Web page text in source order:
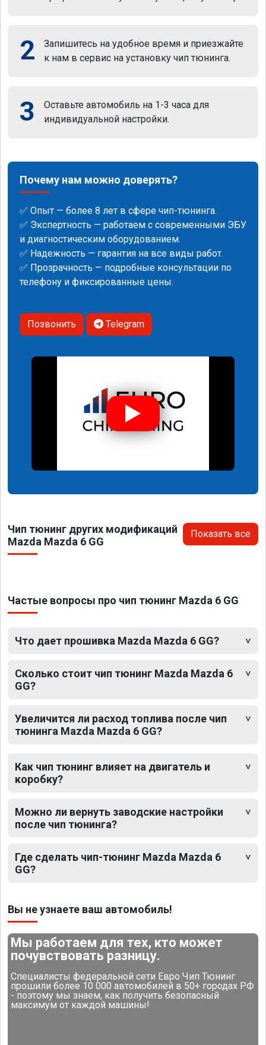
2
Запишитесь на удобное время и приезжайте
к нам в сервис на установку чип тюнинга.
3
Оставьте автомобиль на 1-3 часа для
индивидуальной настройки.
Почему нам можно доверять?
✅ Опыт — более 8 лет в сфере чип-тюнинга.
✅ Экспертность — работаем с современными ЭБУ
и диагностическим оборудованием.
✅ Надежность — гарантия на все виды работ.
✅ Прозрачность — подробные консультации по
телефону и фиксированные цены.
Позвонить Telegram
Чип тюнинг других модификаций
Mazda Mazda 6 GG
Показать все
Частые вопросы про чип тюнинг Mazda 6 GG
Что дает прошивка Mazda Mazda 6 GG?
Сколько стоит чип тюнинг Mazda Mazda 6
GG?
Увеличится ли расход топлива после чип
тюнинга Mazda Mazda 6 GG?
Как чип тюнинг влияет на двигатель и
коробку?
Можно ли вернуть заводские настройки
после чип тюнинга?
Где сделать чип-тюнинг Mazda Mazda 6
GG?
Вы не узнаете ваш автомобиль!
Мы работаем для тех, кто может
почувствовать разницу.
Специалисты федеральной сети Евро Чип Тюнинг
прошили более 10 000 автомобилей в 50+ городах РФ
- поэтому мы знаем, как получить безопасный
максимум от каждой машины!